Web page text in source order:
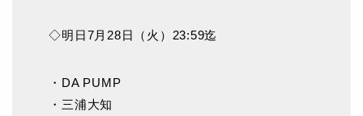
◇明日7月28日（火）23:59迄
・DA PUMP
・三浦大知